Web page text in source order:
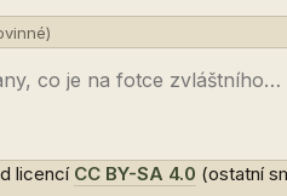
licencí CC BY-SA 4.0 (ostatní